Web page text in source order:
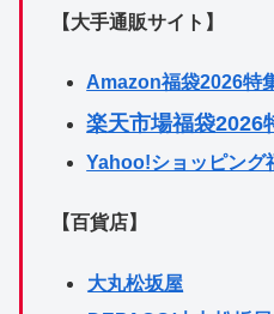
【大手通販サイト】
Amazon福袋2026特
楽天市場福袋2026
Yahoo!ショッピング
【百貨店】
大丸松坂屋